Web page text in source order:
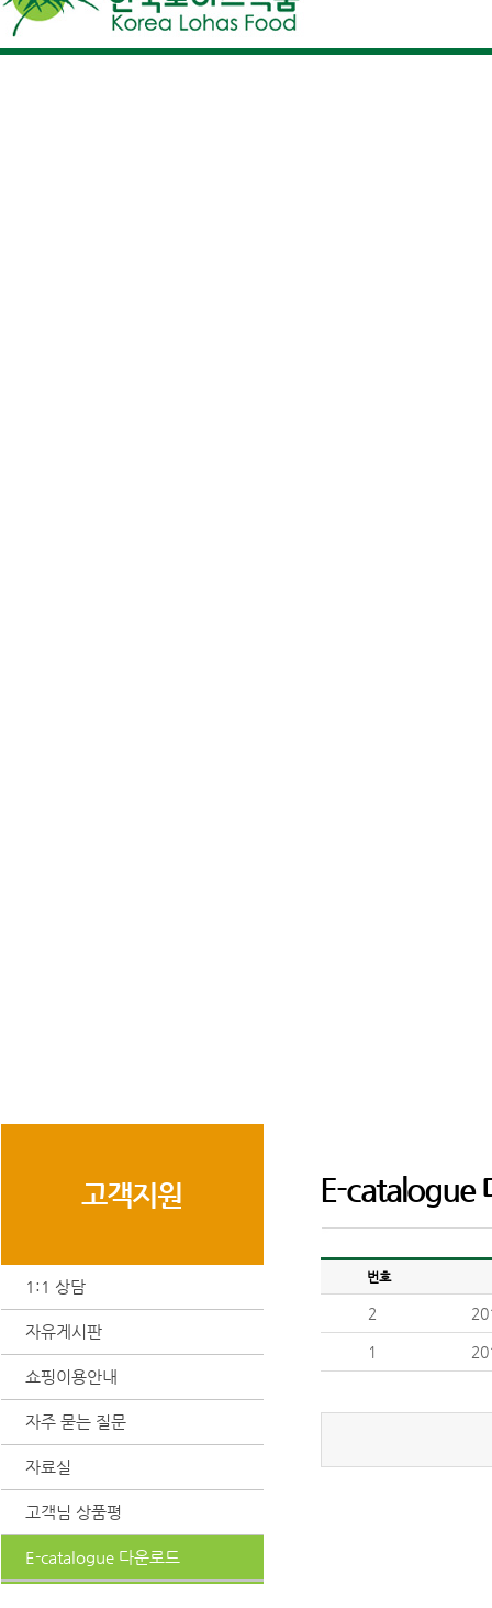
고객지원
1:1 상담
자유게시판
쇼핑이용안내
자주 묻는 질문
자료실
고객님 상품평
E-catalogue 다운로드
E-catalogue
번호
2
1